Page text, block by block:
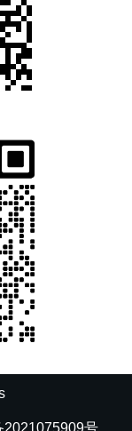
2021075909号